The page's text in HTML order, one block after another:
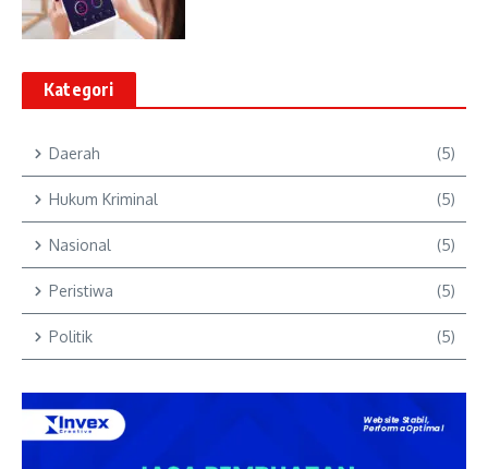
Kategori
Daerah (5)
Hukum Kriminal (5)
Nasional (5)
Peristiwa (5)
Politik (5)